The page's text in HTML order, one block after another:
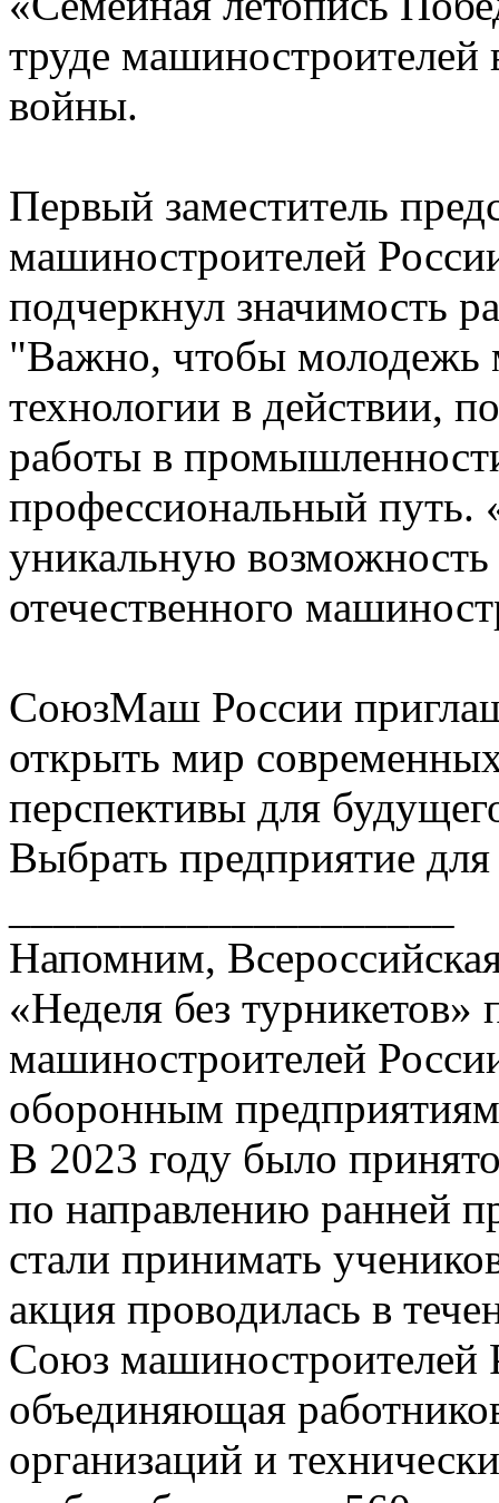
труде
войны.
Первый заместитель
машиностроителей
подчеркнул значимость
"Важно, чтобы молодежь
технологии в действии,
работы в
профессиональный путь.
уникальную
отечественного
СоюзМаш России
открыть мир
перспективы для
Выбрать предприятие
Напомним,
«Неделя без
машиностроителей
оборонным
В 2023 году было
по направлению ранней
стали принимать
акция проводилась в
Союз машиностроителей
объединяющая
организаций и